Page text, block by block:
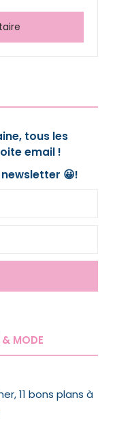
tous les
email !
😀!
& MODE
11 bons plans à